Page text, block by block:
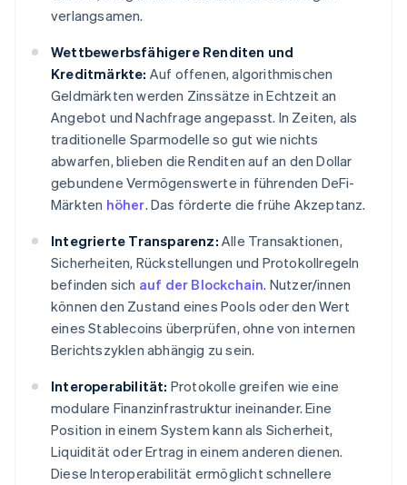
verlangsamen.
Wettbewerbsfähigere Renditen und
Kreditmärkte: Auf offenen, algorithmischen
Geldmärkten werden Zinssätze in Echtzeit an
Angebot und Nachfrage angepasst. In Zeiten, als
traditionelle Sparmodelle so gut wie nichts
abwarfen, blieben die Renditen auf an den Dollar
gebundene Vermögenswerte in führenden DeFi-
Märkten höher. Das förderte die frühe Akzeptanz.
Integrierte Transparenz: Alle Transaktionen,
Sicherheiten, Rückstellungen und Protokollregeln
befinden sich auf der Blockchain. Nutzer/innen
können den Zustand eines Pools oder den Wert
eines Stablecoins überprüfen, ohne von internen
Berichtszyklen abhängig zu sein.
Interoperabilität: Protokolle greifen wie eine
modulare Finanzinfrastruktur ineinander. Eine
Position in einem System kann als Sicherheit,
Liquidität oder Ertrag in einem anderen dienen.
Diese Interoperabilität ermöglicht schnellere